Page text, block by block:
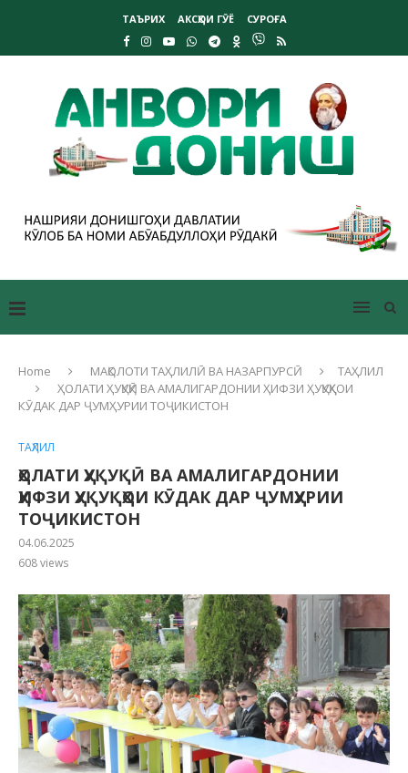
ТАЪРИХ АКСҲОИ ГӮЁ СУРОҒА
Home МАҚОЛОТИ ТАҲЛИЛӢ ВА НАЗАРПУРСӢ
ТАҲЛИЛ
ҲОЛАТИ ҲУҚУҚӢ ВА АМАЛИГАРДОНИИ ҲИФЗИ ҲУҚУҚҲОИ
КӮДАК ДАР ҶУМҲУРИИ ТОҶИКИСТОН
ТАҲЛИЛ
ҲОЛАТИ ҲУҚУҚӢ ВА АМАЛИГАРДОНИИ
ҲИФЗИ ҲУҚУҚҲОИ КӮДАК ДАР ҶУМҲУРИИ
ТОҶИКИСТОН
04.06.2025
608views